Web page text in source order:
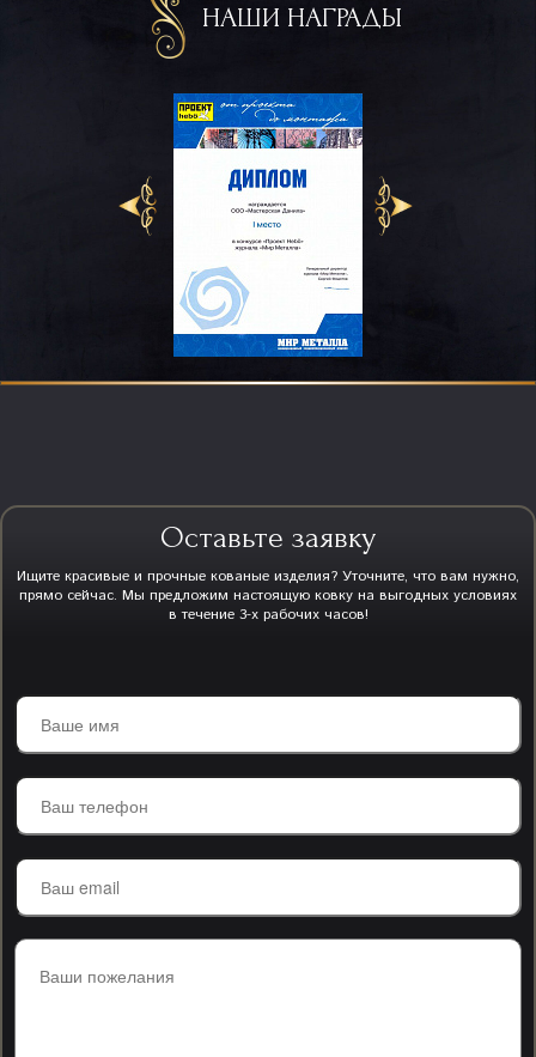
НАШИ НАГРАДЫ
Оставьте заявку
Ищите красивые и прочные кованые изделия? Уточните, что вам нужно,
прямо сейчас. Мы предложим настоящую ковку на выгодных условиях
в течение 3-х рабочих часов!